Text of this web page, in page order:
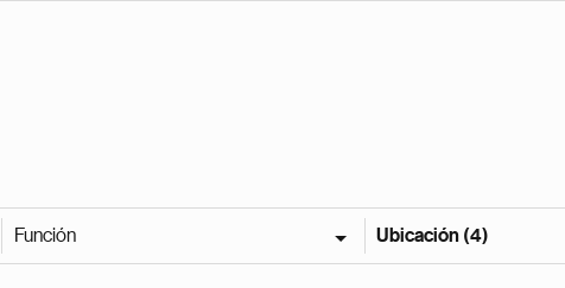
Función Ubicación (4)